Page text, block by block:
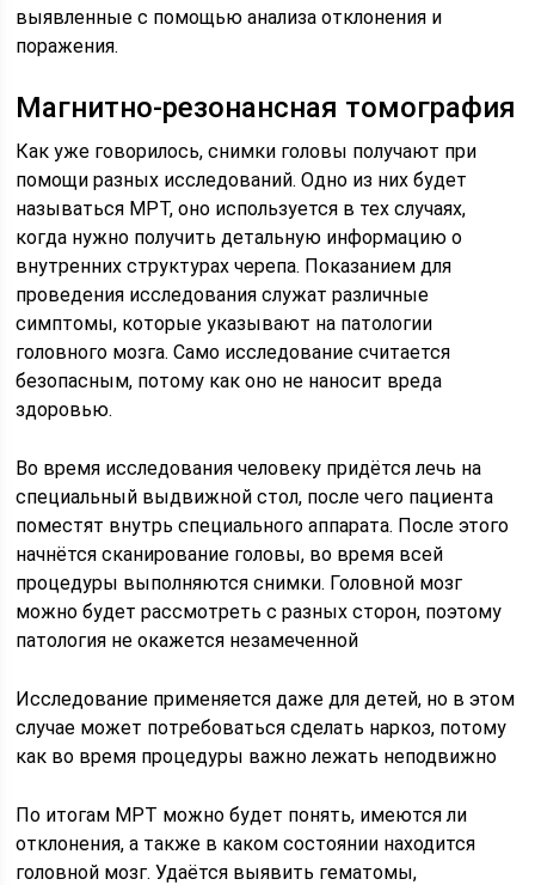
выявленные с помощью анализа отклонения и
поражения.
Магнитно-резонансная томография
Как уже говорилось, снимки головы получают при
помощи разных исследований. Одно из них будет
называться МРТ, оно используется в тех случаях,
когда нужно получить детальную информацию о
внутренних структурах черепа. Показанием для
проведения исследования служат различные
симптомы, которые указывают на патологии
головного мозга. Само исследование считается
безопасным, потому как оно не наносит вреда
здоровью.
Во время исследования человеку придётся лечь на
специальный выдвижной стол, после чего пациента
поместят внутрь специального аппарата. После этого
начнётся сканирование головы, во время всей
процедуры выполняются снимки. Головной мозг
можно будет рассмотреть с разных сторон, поэтому
патология не окажется незамеченной
Исследование применяется даже для детей, но в этом
случае может потребоваться сделать наркоз, потому
как во время процедуры важно лежать неподвижно
По итогам МРТ можно будет понять, имеются ли
отклонения, а также в каком состоянии находится
головной мозг. Удаётся выявить гематомы,